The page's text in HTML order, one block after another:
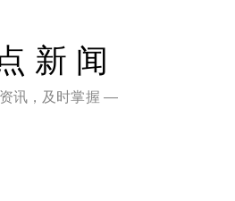
新闻
讯，及时掌握 —